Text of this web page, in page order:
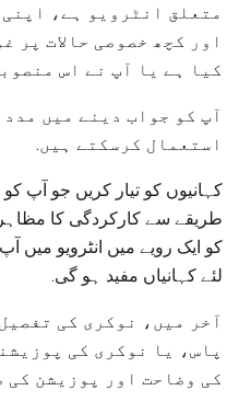
متعلق انٹرویو ہے،
اور کچھ خصوصی حالات پر
کیا ہے یا آپ نے اس
آپ کو جواب دینے میں
استعمال کرسکتے ہیں.
کہانیوں کو تیار کریں جو آپ
طریقے سے کارکردگی کا
کو ایک رویے میں انٹرویو میں
لئے کہانیاں مفید ہو گی.
آخر میں، نوکری کی
پاس، یا نوکری کی
کی وضاحت اور پوزیشن کی